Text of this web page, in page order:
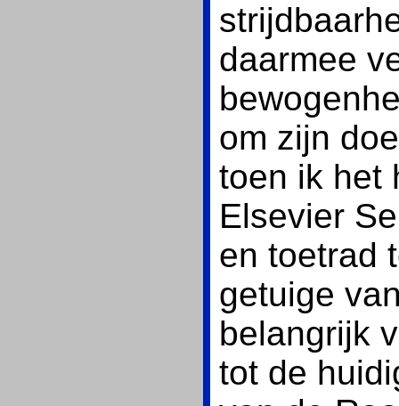
daarmee
om zijn
toen ik het
Elsevier
en toetrad
getuige
belangrijk
tot de